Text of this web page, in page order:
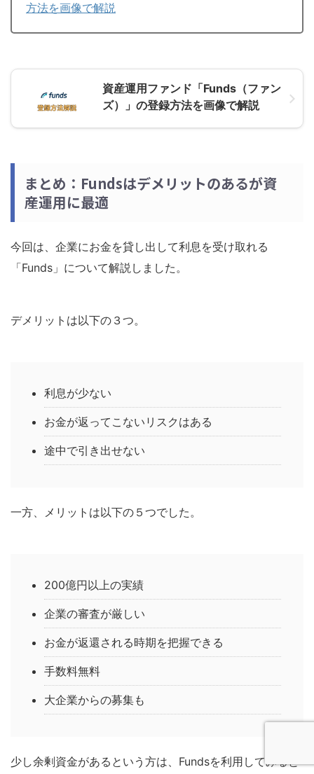
方法を画像で解説
資産運用ファンド「Funds（ファン
ズ）」の登録方法を画像で解説
まとめ：Fundsはデメリットのあるが資
産運用に最適
今回は、企業にお金を貸し出して利息を受け取れる
「Funds」について解説しました。
デメリットは以下の３つ。
利息が少ない
お金が返ってこないリスクはある
途中で引き出せない
一方、メリットは以下の５つでした。
200億円以上の実績
企業の審査が厳しい
お金が返還される時期を把握できる
手数料無料
大企業からの募集も
少し余剰資金があるという方は、Fundsを利用してみると